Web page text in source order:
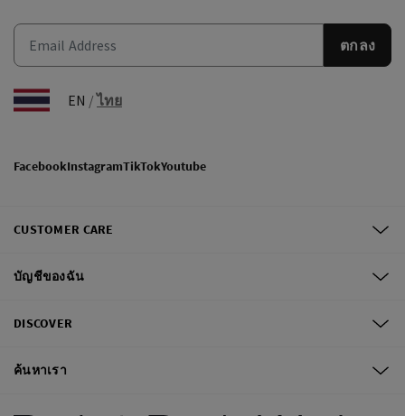
ตกลง
EN /ไทย
FacebookInstagramTikTokYoutube
CUSTOMER CARE
บัญชีของฉัน
DISCOVER
ค้นหาเรา